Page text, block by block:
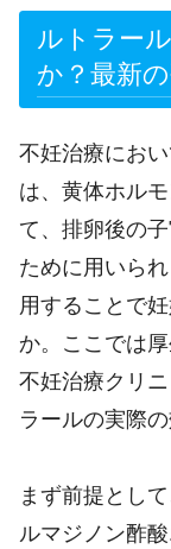
ルトラー
か？最新
不妊治療にお
は、黄体ホル
て、排卵後の
ために用いら
用することで
か。ここでは
不妊治療クリ
ラールの実際
まず前提とし
ルマジノン酢